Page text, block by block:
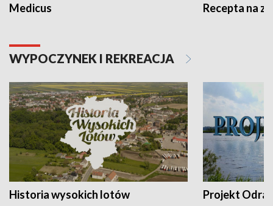
Medicus Recepta na
WYPOCZYNEK I REKREACJA
Historia wysokich lotów Projekt Odra